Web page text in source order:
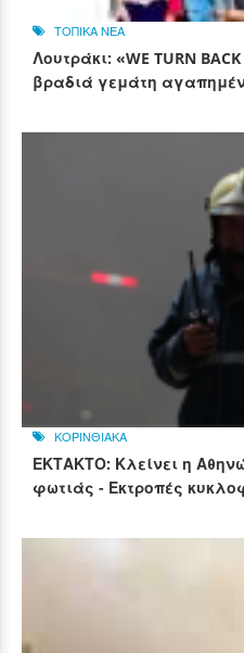
ΤΟΠΙΚΑ ΝΕΑ
Λουτράκι: «WE TURN
βραδιά γεμάτη
ΚΟΡΙΝΘΙΑΚΑ
ΕΚΤΑΚΤΟ: Κλείνει η
φωτιάς - Εκτροπές